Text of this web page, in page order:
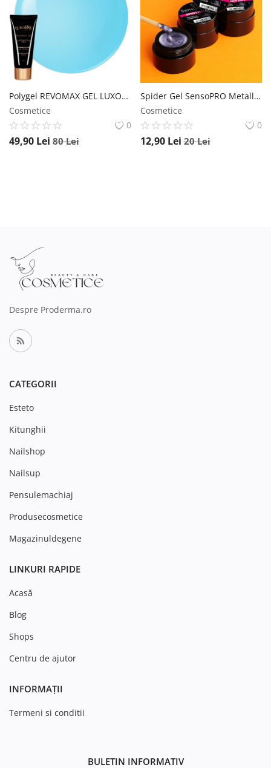
Polygel REVOMAX GEL LUXORISE Exotic Blue, 30ml LUXORISE
Cosmetice
0
49,90 Lei 80Lei
Spider Gel SensoPRO Metallic Lavender, 5 ml SensoPRO Milano
Cosmetice
0
12,90 Lei 20Lei
Despre Proderma.ro
CATEGORII
Esteto
Kitunghii
Nailshop
Nailsup
Pensulemachiaj
Produsecosmetice
Magazinuldegene
LINKURI RAPIDE
Acasă
Blog
Shops
Centru de ajutor
INFORMAȚII
Termeni si conditii
BULETIN INFORMATIV